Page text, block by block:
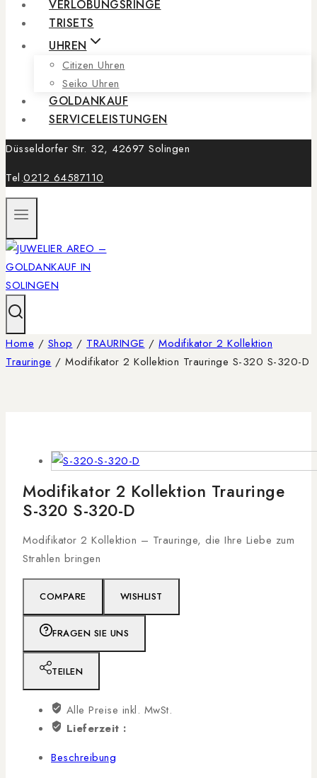
VERLOBUNGSRINGE
TRISETS
UHREN
Citizen Uhren
Seiko Uhren
GOLDANKAUF
SERVICELEISTUNGEN
Düsseldorfer Str. 32, 42697 Solingen
Tel.0212 64587110
Home / Shop / TRAURINGE / Modifikator 2 Kollektion
Trauringe / Modifikator 2 Kollektion Trauringe S-320 S-320-D
Modifikator 2 Kollektion Trauringe
S-320 S-320-D
Modifikator 2 Kollektion – Trauringe, die Ihre Liebe zum
Strahlen bringen
COMPARE WISHLIST
FRAGEN SIE UNS
TEILEN
Alle Preise inkl. MwSt.
Lieferzeit :
Beschreibung